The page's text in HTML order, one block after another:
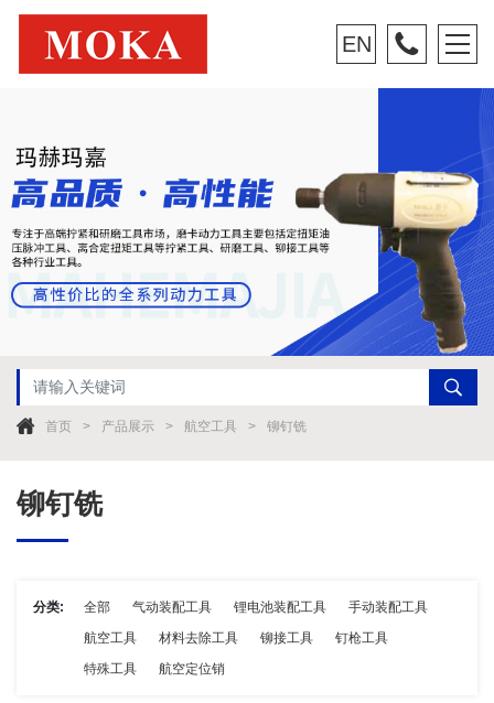
EN
首页 产品展示 航空工具 铆钉铣
铆钉铣
分类: 全部 气动装配工具 锂电池装配工具
手动装配工具
航空工具
材料去除工具 铆接工具
钉枪工具
特殊工具
航空定位销